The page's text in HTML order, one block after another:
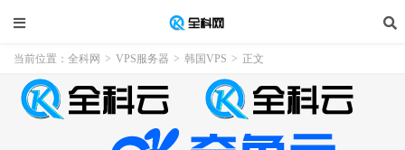
当前位置： 全科网 > VPS服务器 > 韩国VPS > 正文